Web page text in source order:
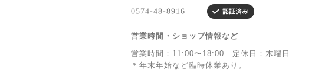
営業時間・ショップ情報など
営業時間：11:00〜18:00 定休日：木曜日
＊年末年始など臨時休業あり。